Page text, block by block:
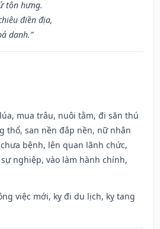
tôn hưng.
điền địa,
danh.”
mua trâu, nuôi tằm, đi săn thú
thổ, san nền đắp nền, nữ nhân
bệnh, lên quan lãnh chức,
nghiệp, vào làm hành chính,
việc mới, kỵ đi du lịch, kỵ tang